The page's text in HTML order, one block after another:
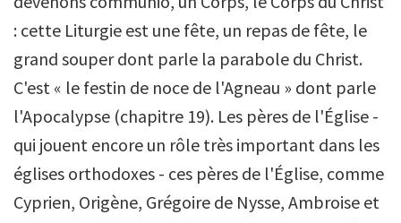
: cette Liturgie est une fête, un repas de fête, le
grand souper dont parle la parabole du Christ.
C'est « le festin de noce de l'Agneau » dont parle
l'Apocalypse (chapitre 19). Les pères de l'Église -
qui jouent encore un rôle très important dans les
églises orthodoxes - ces pères de l'Église, comme
Cyprien, Origène, Grégoire de Nysse, Ambroise et